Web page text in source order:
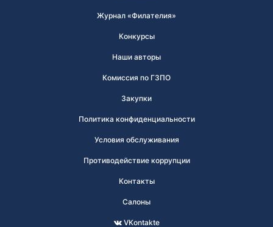
Журнал «Филателия»
Конкурсы
Наши авторы
Комиссия по ГЗПО
Закупки
Политика конфиденциальности
Условия обслуживания
Противодействие коррупции
Контакты
Салоны
VKontakte